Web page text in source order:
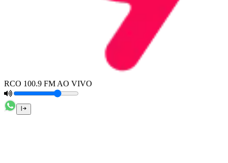
RCO 100.9 FM AO VIVO